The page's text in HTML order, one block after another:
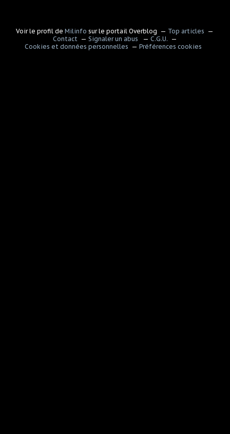
Voir le profil deMilinfo sur le portail Overblog
Top articles
Contact
Signaler un abus
C.G.U.
Cookies et données personnelles
Préférences cookies